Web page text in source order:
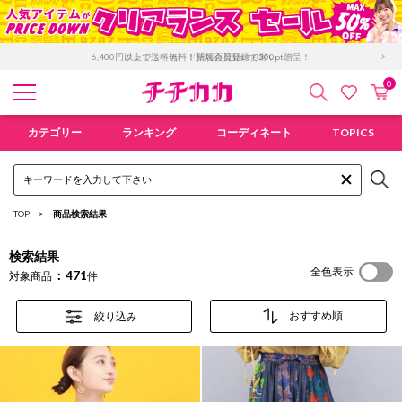
「GMO後払い」お支払い停滞時の回収手数料のご負担について
検索 お気にカ
0
カテゴリー ランキング コーディネート TOPICS
TOP 商品検索結果
検索結果
対象商品 471件 全色表示
絞り込み